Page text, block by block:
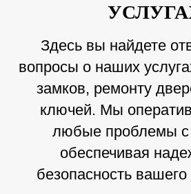
Здесь вы найдете
вопросы о наших
замков, ремонту
ключей. Мы
любые проблемы с
обеспечивая
безопасность